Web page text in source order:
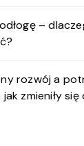
–
rozwój a
zmieniły